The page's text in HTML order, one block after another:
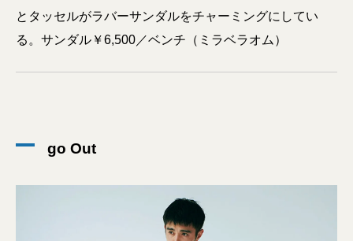
とタッセルがラバーサンダルをチャーミングにしてい
る。サンダル￥6,500／ベンチ（ミラベラオム）
go Out